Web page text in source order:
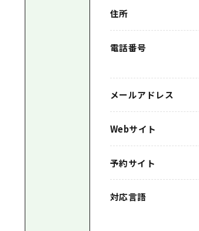
住所
電話番号
メールアドレス
Webサイト
予約サイト
対応言語